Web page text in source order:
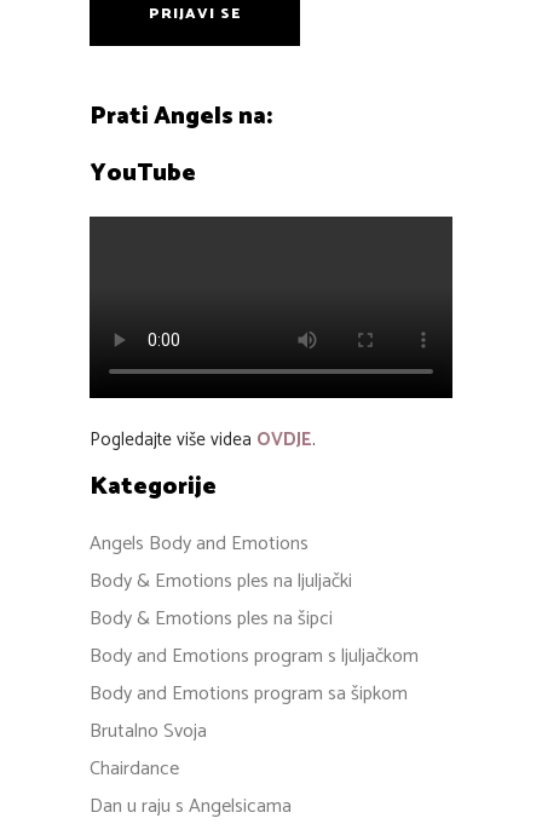
PRIJAVI SE
Prati Angels na:
YouTube
Pogledajte više videa OVDJE.
Kategorije
Angels Body and Emotions
Body & Emotions ples na ljuljački
Body & Emotions ples na šipci
Body and Emotions program s ljuljačkom
Body and Emotions program sa šipkom
Brutalno Svoja
Chairdance
Dan u raju s Angelsicama